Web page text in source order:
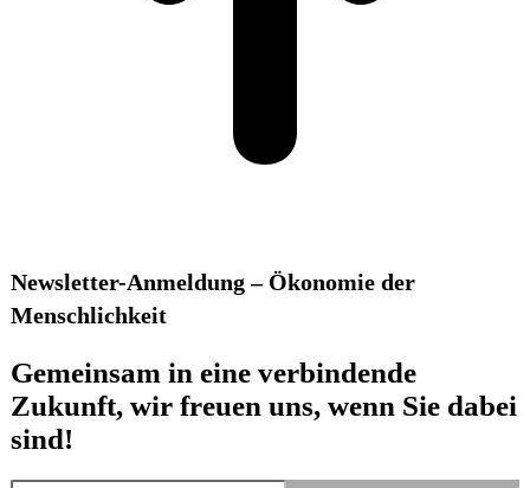
Newsletter-Anmeldung – Ökonomie der
Menschlichkeit
Gemeinsam in eine verbindende
Zukunft, wir freuen uns, wenn Sie dabei
sind!